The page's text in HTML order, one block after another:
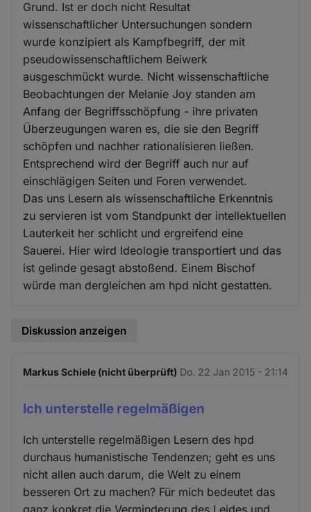
Grund. Ist er doch nicht Resultat
wissenschaftlicher Untersuchungen sondern
wurde konzipiert als Kampfbegriff, der mit
pseudowissenschaftlichem Beiwerk
ausgeschmückt wurde. Nicht wissenschaftliche
Beobachtungen der Melanie Joy standen am
Anfang der Begriffsschöpfung - ihre privaten
Überzeugungen waren es, die sie den Begriff
schöpfen und nachher rationalisieren ließen.
Entsprechend wird der Begriff auch nur auf
einschlägigen Seiten und Foren verwendet.
Das uns Lesern als wissenschaftliche Erkenntnis
zu servieren ist vom Standpunkt der intellektuellen
Lauterkeit her schlicht und ergreifend eine
Sauerei. Hier wird Ideologie transportiert und das
ist gelinde gesagt abstoßend. Einem Bischof
würde man dergleichen am hpd nicht gestatten.
Diskussion anzeigen
Markus Schiele (nicht überprüft) Do. 22 Jan 2015 - 21:14
Ich unterstelle regelmäßigen
Ich unterstelle regelmäßigen Lesern des hpd
durchaus humanistische Tendenzen; geht es uns
nicht allen auch darum, die Welt zu einem
besseren Ort zu machen? Für mich bedeutet das